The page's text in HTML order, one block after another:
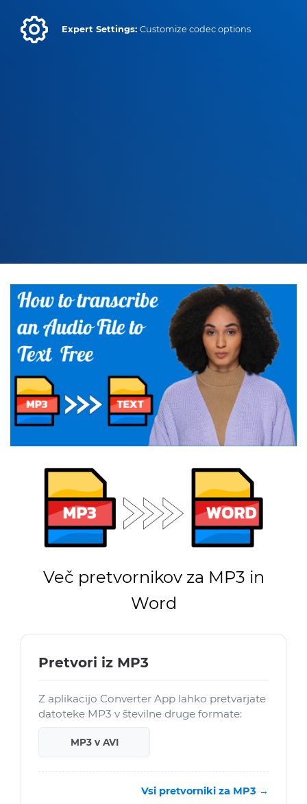
Expert Settings: Customize codec options
Več pretvornikov za MP3 in
Word
Pretvori iz MP3
Z aplikacijo Converter App lahko pretvarjate
datoteke MP3 v številne druge formate:
MP3 v AVI
Vsi pretvorniki za MP3 →